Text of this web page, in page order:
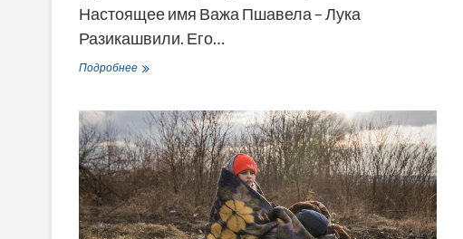
Настоящее имя Важа Пшавела – Лука
Разикашвили. Его…
ПодробнееВажа
161
год.
Что
«великий
горец»
думал
о
космополитизме